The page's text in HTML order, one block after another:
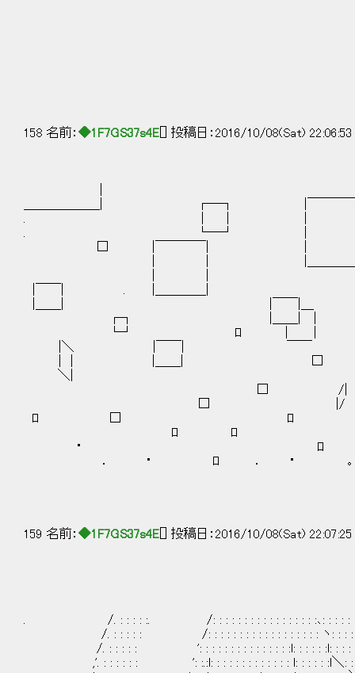
158 名前： ◆1F7GS37s4E [] 投稿日：2016/10/08(Sat)
＿＿＿＿＿＿| ┌─┐ |￣￣￣￣
. └─┘ |
┌┐ |＿＿| |
└┘ ﾛ | |
|＼ |￣￣| ￣
＼| ずっと、
□ /|
□ |/ 夢に、見て
ﾛ □ ﾛ
ﾛ ﾛ
・ ﾛ
． ・ ﾛ ． ･ ｡
159 名前： ◆1F7GS37s4E [] 投稿日：2016/10/08(Sat)
. /. : : : : :. /: : : : : : : : : : : : : : : : :､: : : : : : : : : :
/. : : : : : /: : : : : : : : : : : : : : : : : : ヽ: : : : :､: : : :
/. : : : : : ': : : : : : : : : : : : : : :l: : : : : :l: : : : : ヽ: :
,'. : : : : : : ': :.:l: : : : : : : : : : : : : l: : : : : :l＼: : : : :l: